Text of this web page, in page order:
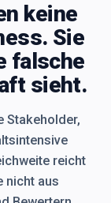
keine
Sie
falsche
sieht.
Stakeholder,
reicht
nicht aus